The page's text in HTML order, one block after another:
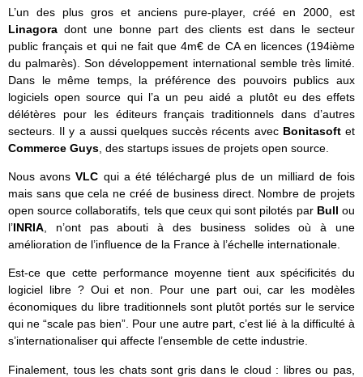
L’un des plus gros et anciens pure-player, créé en 2000, est
Linagora dont une bonne part des clients est dans le secteur
public français et qui ne fait que 4m€ de CA en licences (194ième
du palmarès). Son développement international semble très limité.
Dans le même temps, la préférence des pouvoirs publics aux
logiciels open source qui l’a un peu aidé a plutôt eu des effets
délétères pour les éditeurs français traditionnels dans d’autres
secteurs. Il y a aussi quelques succès récents avec Bonitasoftet
Commerce Guys, des startups issues de projets open source.
Nous avonsVLC qui a été téléchargé plus de un milliard de fois
mais sans que cela ne créé de business direct. Nombre de projets
open source collaboratifs, tels que ceux qui sont pilotés par Bullou
l’INRIA, n’ont pas abouti à des business solides où à une
amélioration de l’influence de la France à l’échelle internationale.
Est-ce que cette performance moyenne tient aux spécificités du
logiciel libre ? Oui et non. Pour une part oui, car les modèles
économiques du libre traditionnels sont plutôt portés sur le service
qui ne “scale pas bien”. Pour une autre part, c’est lié à la difficulté à
s’internationaliser qui affecte l’ensemble de cette industrie.
Finalement, tous les chats sont gris dans le cloud : libres ou pas,